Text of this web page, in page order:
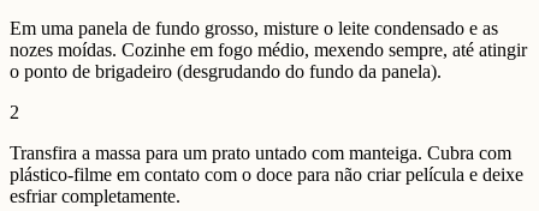
Em uma panela de fundo grosso, misture o leite condensado e as
nozes moídas. Cozinhe em fogo médio, mexendo sempre, até atingir
o ponto de brigadeiro (desgrudando do fundo da panela).
2
Transfira a massa para um prato untado com manteiga. Cubra com
plástico-filme em contato com o doce para não criar película e deixe
esfriar completamente.